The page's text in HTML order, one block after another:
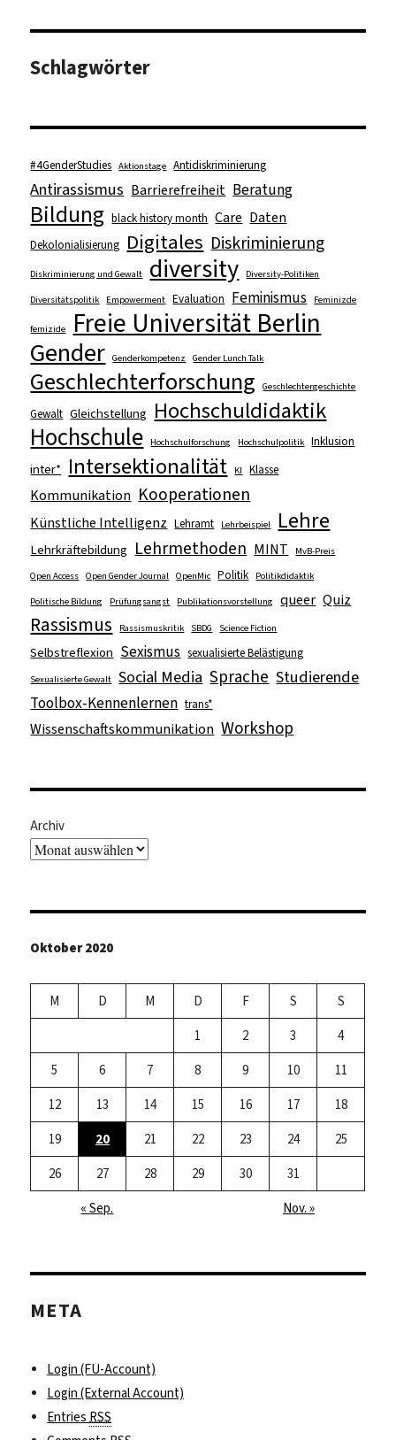
Schlagwörter
#4GenderStudies Aktionstage Antidiskriminierung
Antirassismus Barrierefreiheit Beratung
Bildung black history month Care Daten
Dekolonialisierung Digitales Diskriminierung
Diskriminierung und Gewalt diversity Diversity-Politiken
Diversitätspolitik Empowerment Evaluation Feminismus Feminizde
femizide Freie Universität Berlin
Gender Genderkompetenz Gender Lunch Talk
Geschlechterforschung Geschlechtergeschichte
Gewalt Gleichstellung Hochschuldidaktik
Hochschule Hochschulforschung Hochschulpolitik Inklusion
inter* Intersektionalität KI Klasse
Kommunikation Kooperationen
Künstliche Intelligenz Lehramt Lehrbeispiel Lehre
Lehrkräftebildung Lehrmethoden MINT
MvB-Preis
Open Access
Open Gender Journal OpenMic Politik Politikdidaktik
Politische Bildung Prüfungsangst Publikationsvorstellung queer Quiz
Rassismus Rassismuskritik SBDG Science Fiction
Selbstreflexion Sexismus sexualisierte Belästigung
Sexualisierte Gewalt Social Media Sprache Studierende
Toolbox-Kennenlernen trans*
Wissenschaftskommunikation Workshop
Archiv
Oktober 2020
M D M D F S
S
1
2 3
4
5
6 7 8 9 10
11
12
13 14 15 16 17
18
19
20 21 22 23 24
25
26
27 28 29 30
31
« Sep.
Nov. »
META
Login (FU-Account)
Login (External Account)
Entries RSS